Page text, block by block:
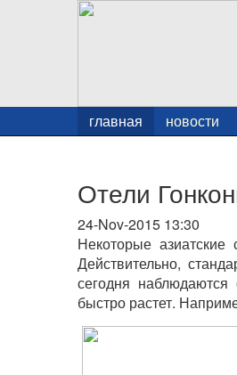
главная новости
Отели
24-Nov-2015 13:30
Некоторые
Действительно,
сегодня
быстро растет.